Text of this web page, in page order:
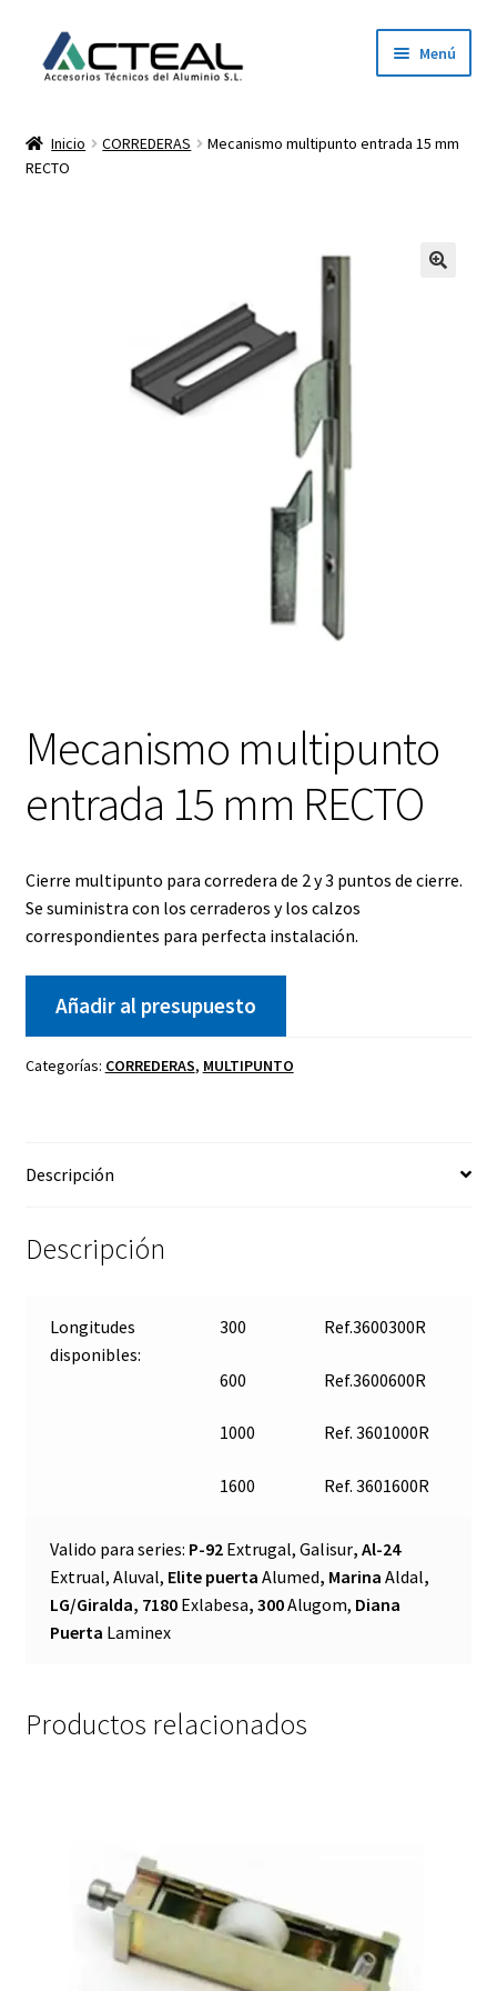
Menú
Productos
Descargar catálogo 2026
Inicio CORREDERAS
Mecanismo multipunto entrada 15 mm
RECTO
Mecanismo multipunto
entrada 15 mm RECTO
Cierre multipunto para corredera de 2 y 3 puntos de cierre.
Se suministra con los cerraderos y los calzos
correspondientes para perfecta instalación.
Añadir al presupuesto
Categorías: CORREDERAS, MULTIPUNTO
Descripción
Descripción
Longitudes
disponibles:
300
600
1000
1600
Ref.3600300R
Ref.3600600R
Ref. 3601000R
Ref. 3601600R
Valido para series: P-92 Extrugal, Galisur, Al-24
Extrual, Aluval, Elite puertaAlumed, MarinaAldal,
LG/Giralda, 7180 Exlabesa, 300Alugom, Diana
Puerta Laminex
Productos relacionados